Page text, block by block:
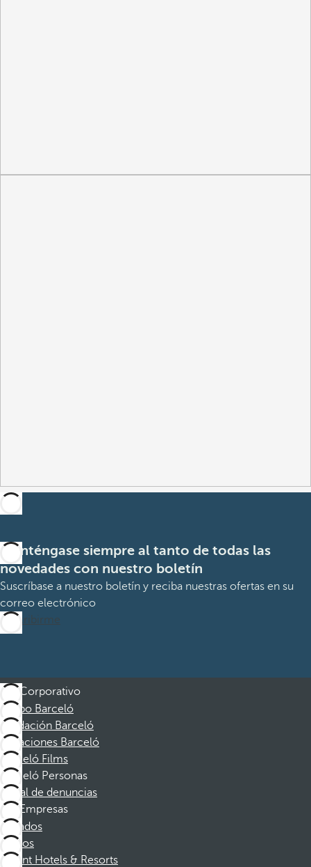
Manténgase siempre al tanto de todas las
novedades con nuestro boletín
Suscríbase a nuestro boletín y reciba nuestras ofertas en su
correo electrónico
Suscribirme
Corporativo
Grupo Barceló
Fundación Barceló
Vacaciones Barceló
Barceló Films
Barceló Personas
Canal de denuncias
Empresas
Afiliados
Socios
Dorint Hotels & Resorts